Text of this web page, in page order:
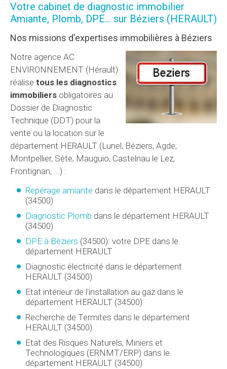
Votre cabinet de diagnostic immobilier
Amiante, Plomb, DPE... sur Béziers (HERAULT)
Nos missions d'expertises immobilières à Béziers
Notre agence AC
ENVIRONNEMENT (Hérault)
réalise tous les diagnostics
immobiliers obligatoires au
Dossier de Diagnostic
Technique (DDT) pour la
vente ou la location sur le
département HERAULT (Lunel, Béziers, Agde,
Montpellier, Sète, Mauguio, Castelnau le Lez,
Frontignan, ...) :
Repérage amiante dans le département HERAULT
(34500)
Diagnostic Plomb dans le département HERAULT
(34500)
DPE à Béziers (34500): votre DPE dans le
département HERAULT
Diagnostic électricité dans le département
HERAULT (34500)
Etat intérieur de l'installation au gaz dans le
département HERAULT (34500)
Recherche de Termites dans le département
HERAULT (34500)
Etat des Risques Naturels, Miniers et
Technologiques (ERNMT/ERP) dans le
département HERAULT (34500)